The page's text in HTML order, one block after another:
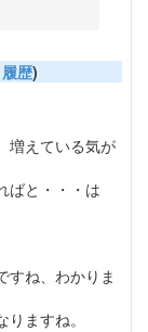
履歴)
増えている気が
ばと・・・は
すね、わかりま
ますね。